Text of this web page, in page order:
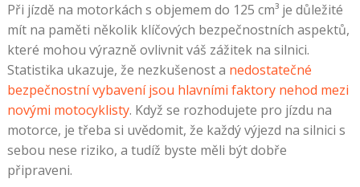
Při jízdě na motorkách s objemem do 125 cm³ je důležité
mít na paměti několik klíčových bezpečnostních aspektů,
které mohou výrazně ovlivnit váš zážitek na silnici.
Statistika ukazuje, že nezkušenost a nedostatečné
bezpečnostní vybavení jsou hlavními faktory nehod mezi
novými motocyklisty. Když se rozhodujete pro jízdu na
motorce, je třeba si uvědomit, že každý výjezd na silnici s
sebou nese riziko, a tudíž byste měli být dobře
připraveni.